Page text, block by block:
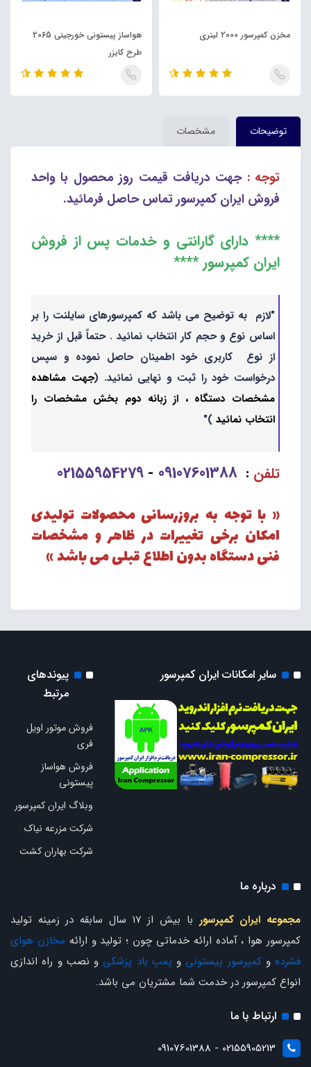
مخزن کمپرسور 2000 لیتری
هواساز پیستونی خورجینی 2065
طرح کایزر
توضیحات مشخصات
توجه : جهت دریافت قیمت روز محصول با واحد
فروش ایران کمپرسور تماس حاصل فرمائید.
**** دارای گارانتی و خدمات پس از فروش
ایران کمپرسور ****
"لازم به توضیح می باشد که کمپرسورهای سایلنت را بر
اساس نوع و حجم کار انتخاب نمائید . حتماً قبل از خرید
از نوع کاربری خود اطمینان حاصل نموده و سپس
درخواست خود را ثبت و نهایی نمائید. (جهت مشاهده
مشخصات دستگاه ، از زبانه دوم بخش مشخصات را
انتخاب نمائید )"
تلفن :
09107601388
-
02155954279
« با توجه به بروزرسانی محصولات تولیدی
امکان برخی تغییرات در ظاهر و مشخصات
فنی دستگاه بدون اطلاع قبلی می باشد »
سایر امکانات ایران کمپرسور
پیوندهای
مرتبط
فروش موتور اویل
فری
فروش هواساز
پیستونی
وبلاگ ایران کمپرسور
شرکت مزرعه نیاک
شرکت بهاران کشت
درباره ما
مجموعه ایران کمپرسور
با بیش از 17 سال سابقه در زمینه تولید
کمپرسور هوا ، آماده ارائه خدماتی چون ؛ تولید و ارائه مخازن هوای
فشرده وکمپرسور پیستونی و پمپ باد پزشکی و نصب و راه اندازی
انواع کمپرسور در خدمت شما مشتریان می باشد.
ارتباط با ما
02155905213 - 09107601388